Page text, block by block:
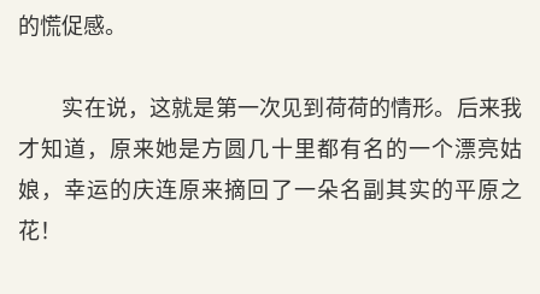
的慌促感。
实在说，这就是第一次见到荷荷的情形。后来我
才知道，原来她是方圆几十里都有名的一个漂亮姑
娘，幸运的庆连原来摘回了一朵名副其实的平原之
花！